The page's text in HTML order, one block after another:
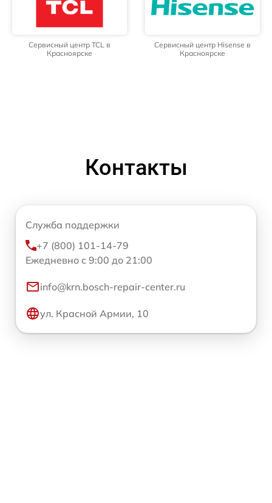
Сервисный центр TCL в
Красноярске
Сервисный центр Hisense в
Красноярске
Контакты
Служба поддержки
+7 (800) 101-14-79
Ежедневно с 9:00 до 21:00
info@krn.bosch-repair-center.ru
ул. Красной Армии, 10